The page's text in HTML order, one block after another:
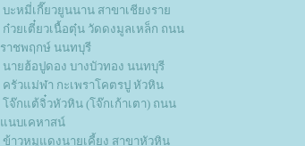
บะหมี่เกี๊ยวยูนนาน สาขาเชียงรา
ก๋วยเตี๋ยวเนื้อตุ๋น วัดดงมูลเหล็ก ถนน
ราชพฤกษ์ นนทบุรี
นายฮ้อปูดอง บางบัวทอง นนทบุรี
ครัวแม่ฬา กะเพราโคตรปู หัวหิน
จ๊กแต้จิ๋วหัวหิน (โจ๊กเก้าเตา) ถนน
นบเคหาสน์
ข้าวหมูแดงนายเคี้ยง สาขาหัวหิน